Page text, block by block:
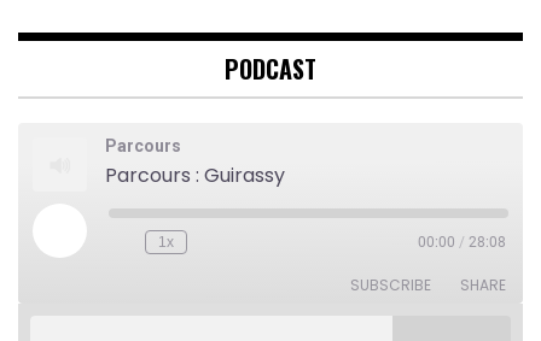
PODCAST
Parcours
Parcours : Guirassy
Play
Episode
Rewind
1x 00:00 / 28:08
SUBSCRIBE SHARE